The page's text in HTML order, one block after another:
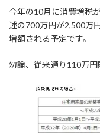
今年の10月に消費増税
述の700万円が2,500万
増額される予定です。
勿論、従来通り110万円